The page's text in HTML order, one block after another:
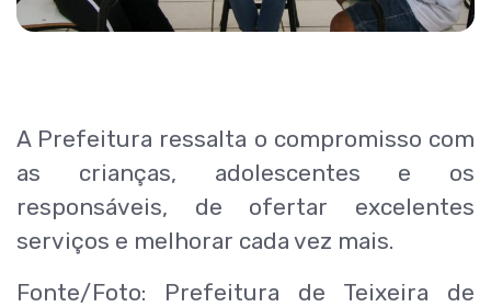
A Prefeitura ressalta o compromisso com
as crianças, adolescentes e os
responsáveis, de ofertar excelentes
serviços e melhorar cada vez mais.
Fonte/Foto: Prefeitura de Teixeira de